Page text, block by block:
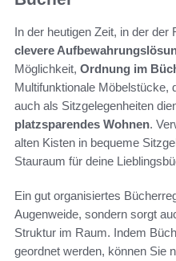
In der heutigen Zeit, in der
clevere
Möglichkeit, Ordnung im
Multifunktionale Möbelstücke,
auch als Sitzgelegenheiten
platzsparendes Wohnen.
alten Kisten in bequeme
Stauraum für deine
Ein gut organisiertes
Augenweide, sondern sorgt
Struktur im Raum. Indem
geordnet werden, können Sie